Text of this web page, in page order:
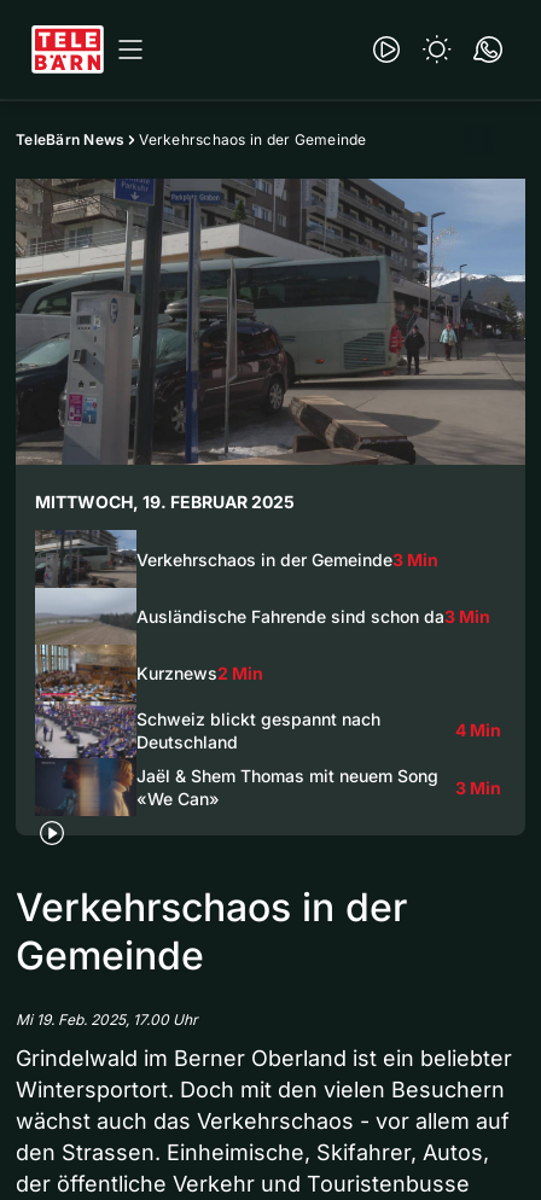
TeleBärn News Verkehrschaos in der Gemeinde
MITTWOCH, 19. FEBRUAR 2025
Verkehrschaos in der Gemeinde3 Min
Ausländische Fahrende sind schon da3 Min
Kurznews2 Min
Schweiz blickt gespannt nach
Deutschland
4 Min
Jaël & Shem Thomas mit neuem Song
«We Can»
3 Min
Verkehrschaos in der
Gemeinde
Mi 19. Feb. 2025, 17.00 Uhr
Grindelwald im Berner Oberland ist ein beliebter
Wintersportort. Doch mit den vielen Besuchern
wächst auch das Verkehrschaos - vor allem auf
den Strassen. Einheimische, Skifahrer, Autos,
der öffentliche Verkehr und Touristenbusse